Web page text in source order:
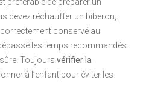
préférable de préparer un
devez réchauffer un biberon,
conservé au
les temps recommandés
Toujours vérifier la
à l’enfant pour éviter les